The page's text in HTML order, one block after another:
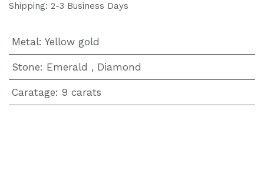
Shipping: 2-3 Business Days
Metal: Yellow gold
Stone: Emerald , Diamond
Caratage: 9 carats